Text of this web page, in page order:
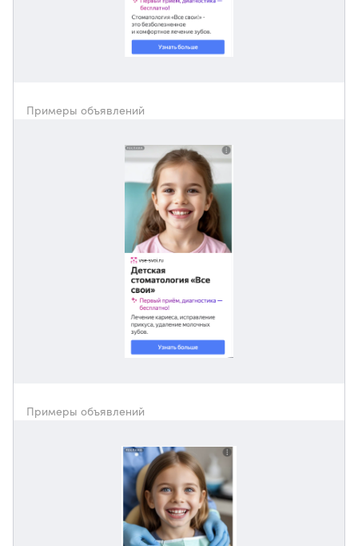
Примеры объявлений
Примеры объявлений